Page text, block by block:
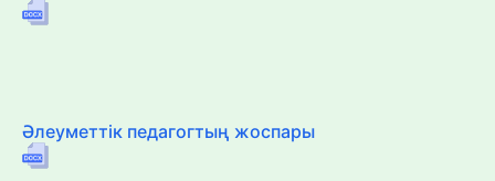
Әлеуметтік педагогтың жоспары